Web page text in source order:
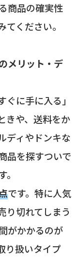
商品の確実性
ください。
メリット・デ
に手に入る」
きや、送料をか
ディやドンキな
品を探すついで
です。特に人気
り切れてしまう
がかかるのが
り扱いタイプ